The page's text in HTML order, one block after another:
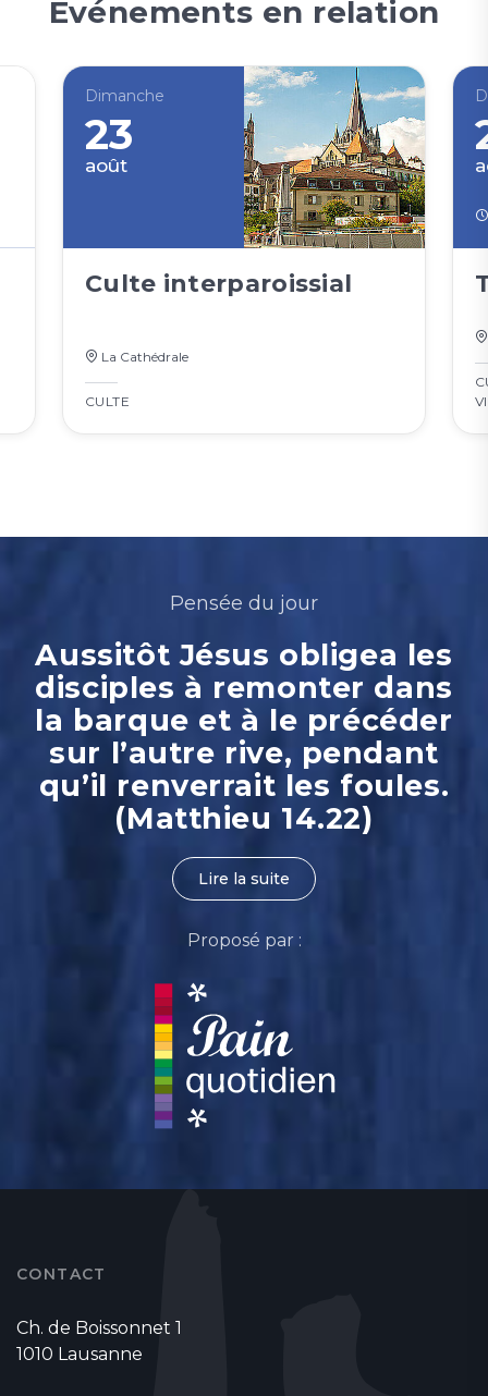
Événements en relation
Dimanche
23
août
Culte interparoissial
La Cathédrale
CULTE
Pensée du jour
Aussitôt Jésus obligea les
disciples à remonter dans
la barque et à le précéder
sur l’autre rive, pendant
qu’il renverrait les foules.
(Matthieu 14.22)
Lire la suite
Proposé par :
CONTACT
Ch. de Boissonnet 1
1010 Lausanne